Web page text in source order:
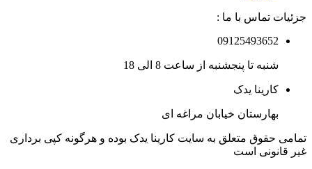
جزئیات تماس با ما :
09125493652
شنبه تا پنجشنبه از ساعت 8 الی 18
کارینا یدک
بهارستان خیابان مراغه ای
تمامی حقوق متعلق به سایت کارینا یدک بوده و هرگونه کپی برداری
غیر قانونی است